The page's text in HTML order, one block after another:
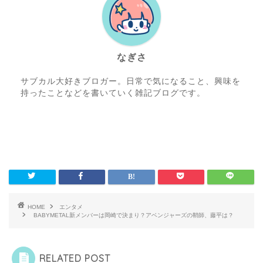
なぎさ
サブカル大好きブロガー。日常で気になること、興味を
持ったことなどを書いていく雑記ブログです。
HOME
エンタメ
BABYMETAL新メンバーは岡崎で決まり？アベンジャーズの鞘師、藤平は？
RELATED POST